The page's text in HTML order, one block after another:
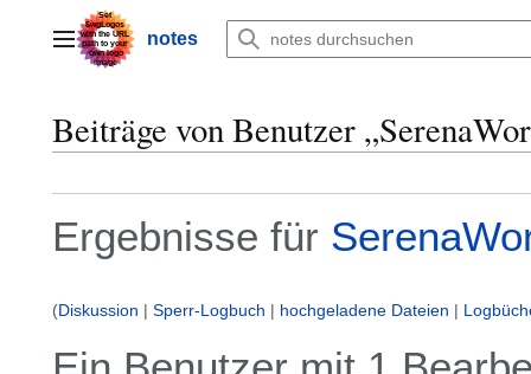
springenHauptmenünotes
Beiträge von Benutzer „
Ergebnisse für
Diskussion Sperr-Logbuch hochgeladene Dateien